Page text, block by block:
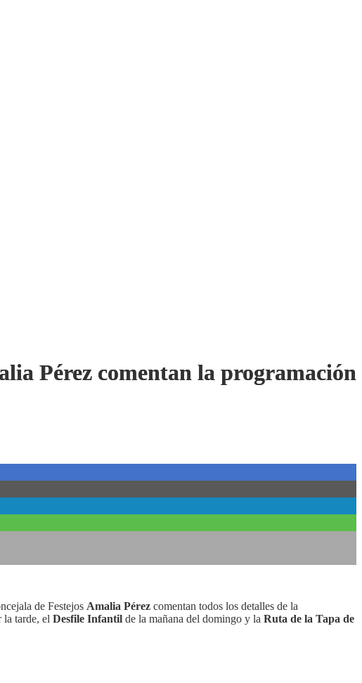
Pérez comentan la programación
de Festejos Amalia Pérez comentan todos los detalles de la
la tarde, el Desfile Infantil de la mañana del domingo y la Ruta de la Tapa de